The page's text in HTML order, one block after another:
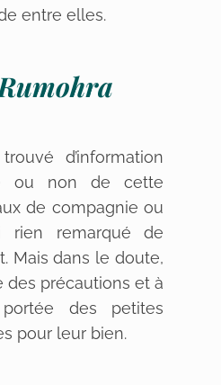
entre elles.
d’information
ou non de cette
de compagnie ou
rien remarqué de
Mais dans le doute,
des précautions et à
des petites
pour leur bien.